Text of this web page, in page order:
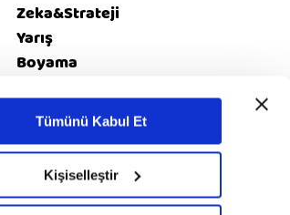
Tümünü Kabul Et
Kişiselleştir
Zeka&Strateji
Yarış
Boyama
© 2020 minika. Tüm